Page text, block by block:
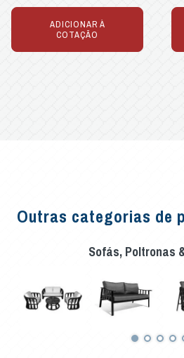
ADICIONAR À
COTAÇÃO
Outras categorias de
Sofás, Poltronas